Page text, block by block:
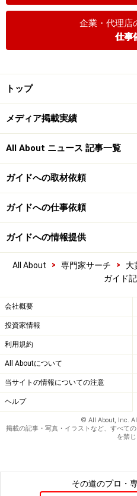
企業・代理店
仕事
トップ
メディア掲載実績
All About ニュース 記事一覧
ガイドへの取材依頼
ガイドへの仕事依頼
ガイドへの情報提供
All About > 専門家サーチ > 大
ガイド
会社概要
投資家情報
利用規約
All Aboutについて
当サイトの情報についての注意
ヘルプ
© All About, Inc.
掲載の記事・写真・イラストなど、すべて
を禁
その道のプロ・